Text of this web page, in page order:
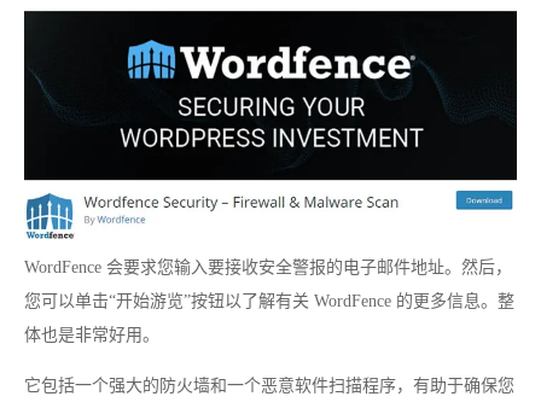
WordFence 会要求您输入要接收安全警报的电子邮件地址。然后，
您可以单击“开始游览”按钮以了解有关 WordFence 的更多信息。整
体也是非常好用。
它包括一个强大的防火墙和一个恶意软件扫描程序，有助于确保您